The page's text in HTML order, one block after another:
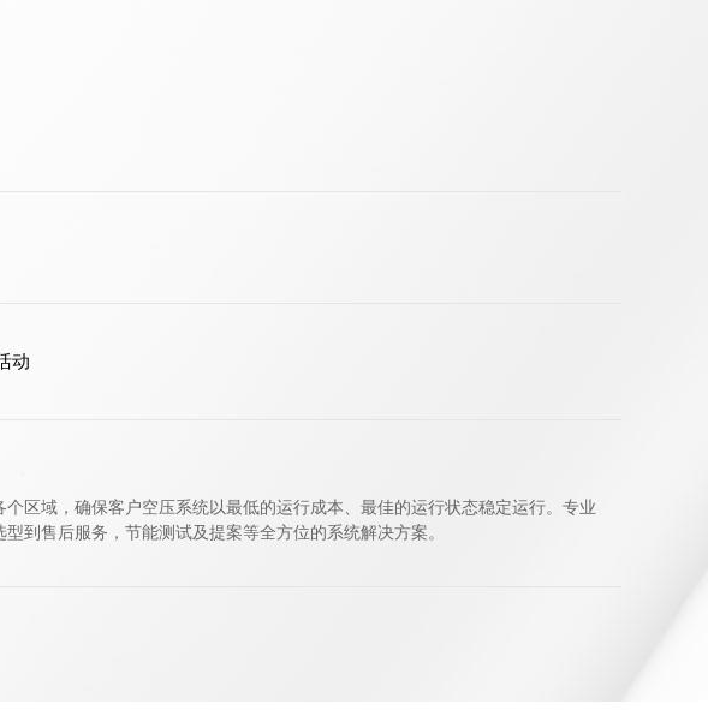
动
区域，确保客户空压系统以最低的运行成本、最佳的运行状态稳定运行。专业
到售后服务，节能测试及提案等全方位的系统解决方案。